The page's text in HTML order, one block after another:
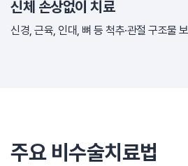
신체 손상없이 치료
신경, 근육, 인대, 뼈 등 척추·관절 구조물
주요 비수술치료법